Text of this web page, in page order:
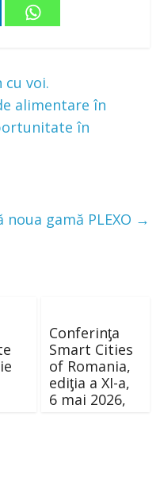
voi.
alimentare în
în
noua gamă PLEXO →
Conferinƫa
Smart Cities
of Romania,
ediƫia a XI-a,
6 mai 2026,